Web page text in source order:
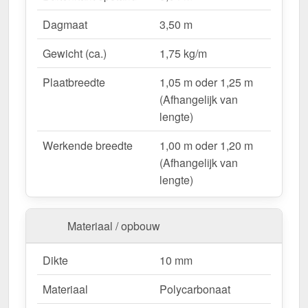
Lichtdoorlatend– Ca. 57 % natuurlijk licht.
UV-bestendig & weerproof – Bestand tegen
zon, regen & hagel.
Montageklaar geleverd– Inclusief bevestiging &
eenvoudig te plaatsen.
– 1,05 m oder 1,25 m
Garantie– 10 jaar op materiaalkwaliteit voor
betrouwbaarheid.
Ideal für folgende Anwendungen:
Hallen & loodsenhallen– Lichtstraat voor
industriële toepassingen.
Droogloop & deurluifels– Natuurlijk licht &
bescherming.
Carports & bootoverkappingen
– Robuust &
weersbestendig.
Dagmaat
3,50 m
Gewicht (ca.)
1,75 kg/m
Plaatbreedte
1,05 m oder 1,25 m
(Afhangelijk van
lengte)
Werkende breedte
1,00 m oder 1,20 m
(Afhangelijk van
lengte)
Materiaal / opbouw
Dikte
10 mm
Materiaal
Polycarbonaat